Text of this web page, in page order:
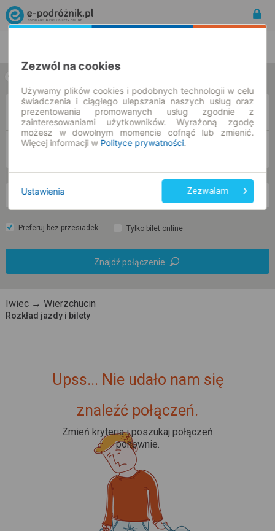
Z
DO
nd. 9 sie.
Preferuj bez przesiadek Tylko bilet online
Znajdź połączenie
Iwiec → Wierzchucin
Rozkład jazdy i bilety
Upss... Nie udało nam się
znaleźć połączeń.
Zmień kryteria i poszukaj połączeń
ponownie.
Zezwól na cookies
Używamy plików cookies i podobnych technologii w celu
świadczenia i ciągłego ulepszania naszych usług oraz
prezentowania promowanych usług zgodnie z
zainteresowaniami użytkowników. Wyrażoną zgodę
możesz w dowolnym momencie cofnąć lub zmienić.
Więcej informacji w Polityce prywatności.
Ustawienia Zezwalam